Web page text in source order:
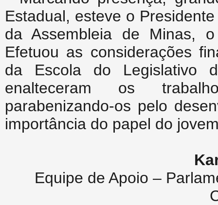
Estadual, esteve o
da Assembleia de Minas,
Efetuou as considerações
da Escola do Legislativo
enalteceram os
parabenizando-os pelo
importância do papel do
Equipe de Apoio –